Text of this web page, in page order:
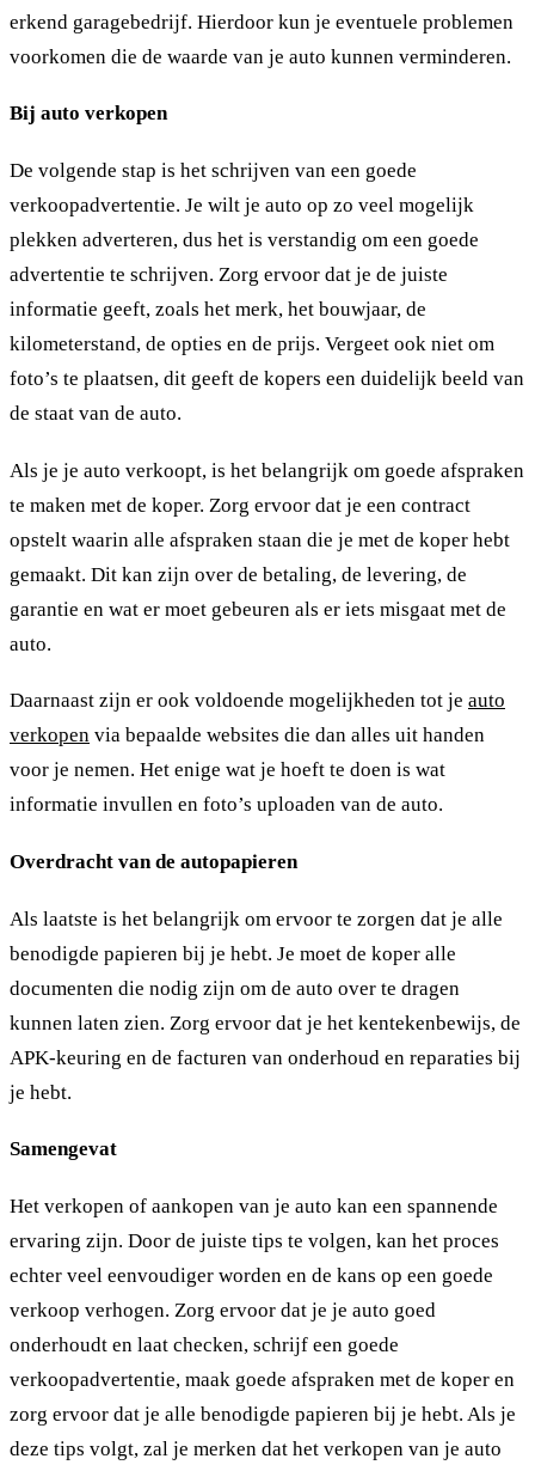
erkend garagebedrijf. Hierdoor kun je eventuele problemen
voorkomen die de waarde van je auto kunnen verminderen.
Bij auto verkopen
De volgende stap is het schrijven van een goede
verkoopadvertentie. Je wilt je auto op zo veel mogelijk
plekken adverteren, dus het is verstandig om een goede
advertentie te schrijven. Zorg ervoor dat je de juiste
informatie geeft, zoals het merk, het bouwjaar, de
kilometerstand, de opties en de prijs. Vergeet ook niet om
foto’s te plaatsen, dit geeft de kopers een duidelijk beeld van
de staat van de auto.
Als je je auto verkoopt, is het belangrijk om goede afspraken
te maken met de koper. Zorg ervoor dat je een contract
opstelt waarin alle afspraken staan die je met de koper hebt
gemaakt. Dit kan zijn over de betaling, de levering, de
garantie en wat er moet gebeuren als er iets misgaat met de
auto.
Daarnaast zijn er ook voldoende mogelijkheden tot je auto
verkopen via bepaalde websites die dan alles uit handen
voor je nemen. Het enige wat je hoeft te doen is wat
informatie invullen en foto’s uploaden van de auto.
Overdracht van de autopapieren
Als laatste is het belangrijk om ervoor te zorgen dat je alle
benodigde papieren bij je hebt. Je moet de koper alle
documenten die nodig zijn om de auto over te dragen
kunnen laten zien. Zorg ervoor dat je het kentekenbewijs, de
APK-keuring en de facturen van onderhoud en reparaties bij
je hebt.
Samengevat
Het verkopen of aankopen van je auto kan een spannende
ervaring zijn. Door de juiste tips te volgen, kan het proces
echter veel eenvoudiger worden en de kans op een goede
verkoop verhogen. Zorg ervoor dat je je auto goed
onderhoudt en laat checken, schrijf een goede
verkoopadvertentie, maak goede afspraken met de koper en
zorg ervoor dat je alle benodigde papieren bij je hebt. Als je
deze tips volgt, zal je merken dat het verkopen van je auto